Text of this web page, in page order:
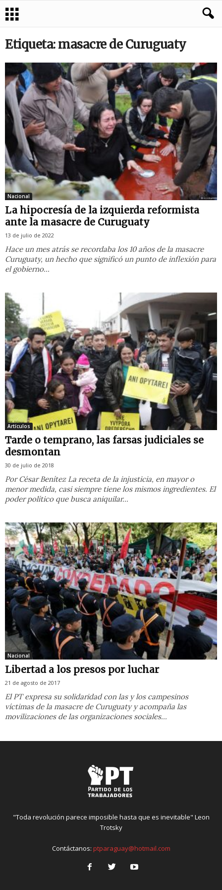
Etiqueta: masacre de Curuguaty
Nacional
La hipocresía de la izquierda reformista
ante la masacre de Curuguaty
13 de julio de 2022
Hace un mes atrás se recordaba los 10 años de la masacre
Curuguaty, un hecho que significó un punto de inflexión para
el gobierno...
Artículos
Tarde o temprano, las farsas judiciales se
desmontan
30 de julio de 2018
Por César Benítez La receta de la injusticia, en mayor o
menor medida, casi siempre tiene los mismos ingredientes. El
poder político que busca aniquilar...
Nacional
Libertad a los presos por luchar
21 de agosto de 2017
El PT expresa su solidaridad con las y los campesinos
víctimas de la masacre de Curuguaty y acompaña las
movilizaciones de las organizaciones sociales...
"Toda revolución parece imposible hasta que es inevitable" Leon
Trotsky
Contáctanos: ptparaguay@hotmail.com